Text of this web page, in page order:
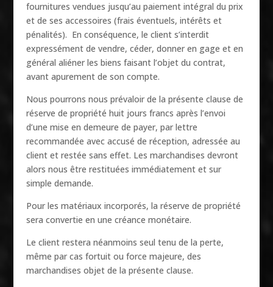
fournitures vendues jusqu’au paiement intégral du prix
et de ses accessoires (frais éventuels, intérêts et
pénalités). En conséquence, le client s’interdit
expressément de vendre, céder, donner en gage et en
général aliéner les biens faisant l’objet du contrat,
avant apurement de son compte.
Nous pourrons nous prévaloir de la présente clause de
réserve de propriété huit jours francs après l’envoi
d’une mise en demeure de payer, par lettre
recommandée avec accusé de réception, adressée au
client et restée sans effet. Les marchandises devront
alors nous être restituées immédiatement et sur
simple demande.
Pour les matériaux incorporés, la réserve de propriété
sera convertie en une créance monétaire.
Le client restera néanmoins seul tenu de la perte,
même par cas fortuit ou force majeure, des
marchandises objet de la présente clause.